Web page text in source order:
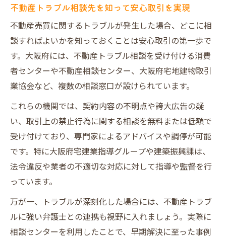
不動産トラブル相談先を知って安心取引を実現
不動産売買に関するトラブルが発生した場合、どこに相
談すればよいかを知っておくことは安心取引の第一歩で
す。大阪府には、不動産トラブル相談を受け付ける消費
者センターや不動産相談センター、大阪府宅地建物取引
業協会など、複数の相談窓口が設けられています。
これらの機関では、契約内容の不明点や誇大広告の疑
い、取引上の禁止行為に関する相談を無料または低額で
受け付けており、専門家によるアドバイスや調停が可能
です。特に大阪府宅建業指導グループや建築振興課は、
法令違反や業者の不適切な対応に対して指導や監督を行
っています。
万が一、トラブルが深刻化した場合には、不動産トラブ
ルに強い弁護士との連携も視野に入れましょう。実際に
相談センターを利用したことで、早期解決に至った事例